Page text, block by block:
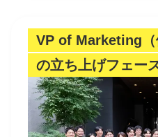
VP of Marketing（
の立ち上げフェー